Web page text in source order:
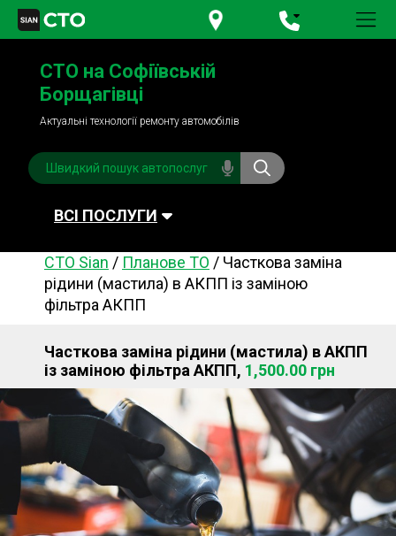
+380 95781-84-84
+380 98791-84-84
СТО на Софіївській
Борщагівці
Актуальні технології ремонту автомобілів
ВСІ ПОСЛУГИ
Автомийка Планове ТО
Паливна система
Акумулятори
Обслуговування
кондиціонера
Система охолодження
Діагностика
Ходова частина Зчеплення
Шиномонтаж
Запчастини Двигун
Гальмівна система Заміна Ременей
СТО Sian / Планове ТО / Часткова заміна
рідини (мастила) в АКПП із заміною
фільтра АКПП
Часткова заміна рідини (мастила) в АКПП
із заміною фільтра АКПП, 1,500.00 грн